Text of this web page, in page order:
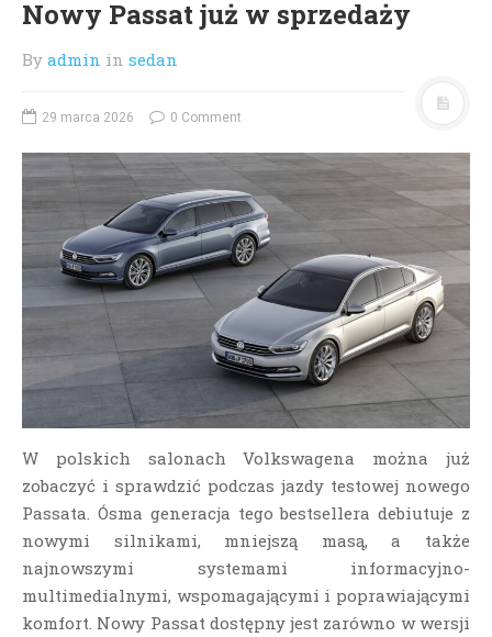
Nowy Passat już w sprzedaży
By admin in sedan
29 marca 2026 0 Comment
W polskich salonach Volkswagena można już
zobaczyć i sprawdzić podczas jazdy testowej nowego
Passata. Ósma generacja tego bestsellera debiutuje z
nowymi silnikami, mniejszą masą, a także
najnowszymi systemami informacyjno-
multimedialnymi, wspomagającymi i poprawiającymi
komfort. Nowy Passat dostępny jest zarówno w wersji